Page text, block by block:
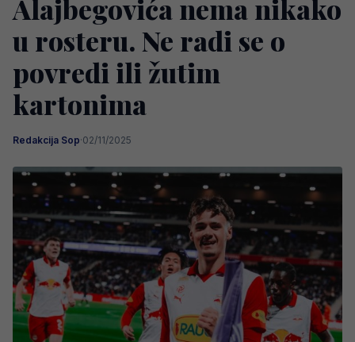
Alajbegovića nema nikako
u rosteru. Ne radi se o
povredi ili žutim
kartonima
Redakcija Sop·02/11/2025